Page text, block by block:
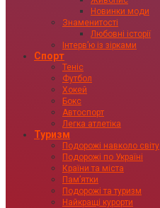
Новинки моди
Знаменитості
Любовні історії
Інтервʼю із зірками
Спорт
Теніс
Футбол
Хокей
Бокс
Автоспорт
Легка атлетіка
Туризм
Подорожі навколо світу
Подорожі по Україні
Країни та міста
Пам’ятки
Подорожі та туризм
Найкращі курорти